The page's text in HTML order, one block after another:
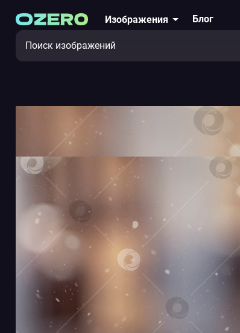
Изображения Блог